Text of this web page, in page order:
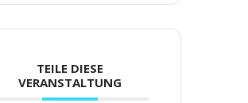
TEILE DIESE
VERANSTALTUNG